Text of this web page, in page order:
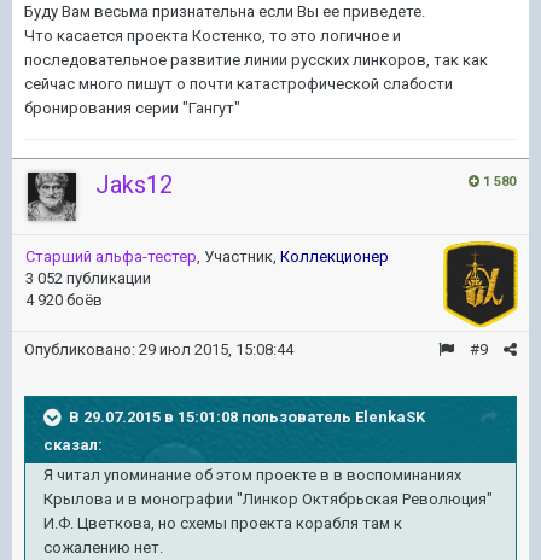
Буду Вам весьма признательна если Вы ее приведете.
Что касается проекта Костенко, то это логичное и
последовательное развитие линии русских линкоров, так как
сейчас много пишут о почти катастрофической слабости
бронирования серии "Гангут"
1 580
Jaks12
Старший альфа-тестер , Участник, Коллекционер
3 052 публикации
4 920 боёв
#9
Опубликовано: 29 июл 2015, 15:08:44
В 29.07.2015 в 15:01:08 пользователь ElenkaSK
сказал:
Я читал упоминание об этом проекте в в воспоминаниях
Крылова и в монографии "Линкор Октябрьская Революция"
И.Ф. Цветкова, но схемы проекта корабля там к
сожалению нет.